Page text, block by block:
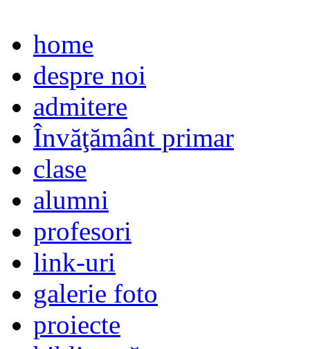
home
despre noi
admitere
Învăţământ primar
clase
alumni
profesori
link-uri
galerie foto
proiecte